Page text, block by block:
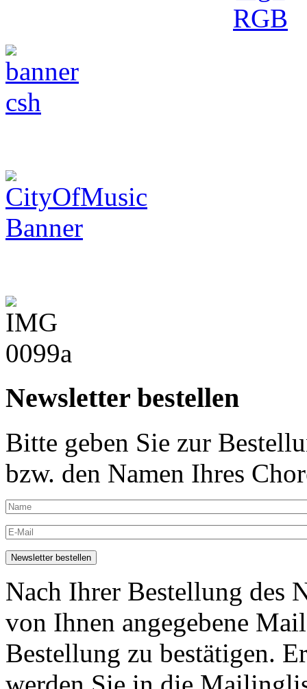
Newsletter bestellen
Bitte geben Sie zur
bzw. den Namen Ihres
Nach Ihrer Bestellung des
von Ihnen angegebene
Bestellung zu bestätigen.